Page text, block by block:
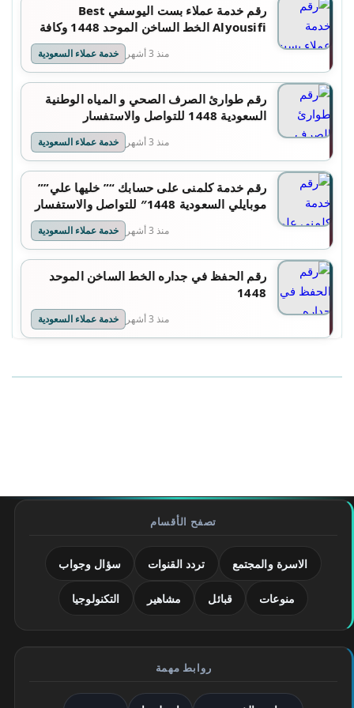
رقم خدمة عملاء بست اليوسفي Best
Alyousifi الخط الساخن الموحد 1448 وكافة
منذ 3 أشهر خدمة عملاء السعودية
رقم طوارئ الصرف الصحي و المياه الوطنية
السعودية 1448 للتواصل والاستفسار
منذ 3 أشهر خدمة عملاء السعودية
رقم خدمة كلمنى على حسابك “” خليها علي””
موبايلي السعودية 1448″ للتواصل والاستفسار
منذ 3 أشهر خدمة عملاء السعودية
رقم الحفظ في جداره الخط الساخن الموحد
1448
منذ 3 أشهر خدمة عملاء السعودية
تصفح الأقسام
الاسرة والمجتمع تردد القنوات سؤال وجواب
منوعات قبائل مشاهير التكنولوجيا
روابط مهمة